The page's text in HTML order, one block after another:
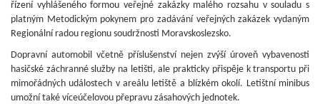
řízení vyhlášeného formou veřejné zakázky malého rozsahu v souladu s
platným Metodickým pokynem pro zadávání veřejných zakázek vydaným
Regionální radou regionu soudržnosti Moravskoslezsko.
Dopravní automobil včetně příslušenství nejen zvýší úroveň vybavenosti
hasičské záchranné služby na letišti, ale prakticky přispěje k transportu při
mimořádných událostech v areálu letiště a blízkém okolí. Letištní minibus
umožní také víceúčelovou přepravu zásahových jednotek.